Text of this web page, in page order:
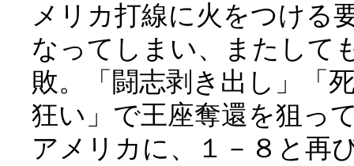
メリカ打線に火をつける
なってしまい、またして
敗。「闘志剥き出し」「
狂い」で王座奪還を狙っ
アメリカに、１－８と再